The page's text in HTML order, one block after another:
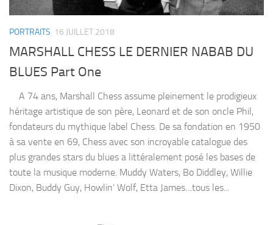
PORTRAITS 16 JUILLET 2018
MARSHALL CHESS LE DERNIER NABAB DU
BLUES Part One
A 74 ans, Marshall Chess assume pleinement le prodigieux
héritage artistique de son père, Leonard et de son oncle Phil,
fondateurs du mythique label Chess. De sa fondation en 1950
à sa vente en 69, Chess avec son incroyable catalogue des
plus grandes stars du blues a littéralement posé les bases de
toute la musique moderne. Muddy Waters, Bo Diddley, Willie
Dixon, Buddy Guy, Howlin’ Wolf, Etta James…tous les...